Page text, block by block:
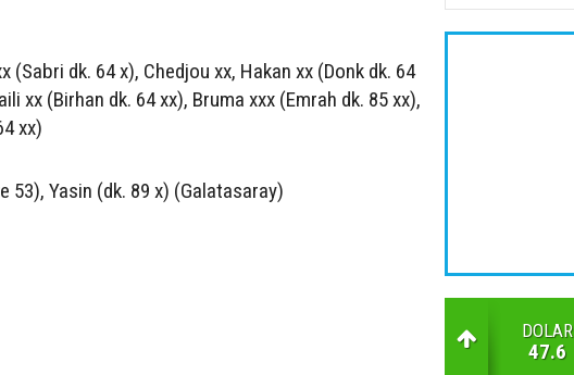
(Sabri dk. 64 x), Chedjou xx, Hakan xx (Donk dk. 64
xx (Birhan dk. 64 xx), Bruma xxx (Emrah dk. 85 xx),
xx)
53), Yasin (dk. 89 x) (Galatasaray)
DOLAR
47.6